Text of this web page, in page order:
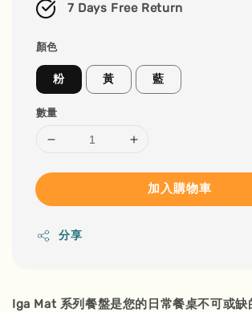
7 Days Free Return
顏色
粉 黃 藍
數量
加入購物車
分享
Iga Mat 系列餐盤是您的日常餐桌不可或缺